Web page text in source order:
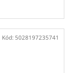
Kód: 5028197235741